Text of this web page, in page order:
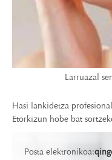
Larruazal
Hasi lankidetza
Etorkizun hobe bat
Posta elektronikoa: